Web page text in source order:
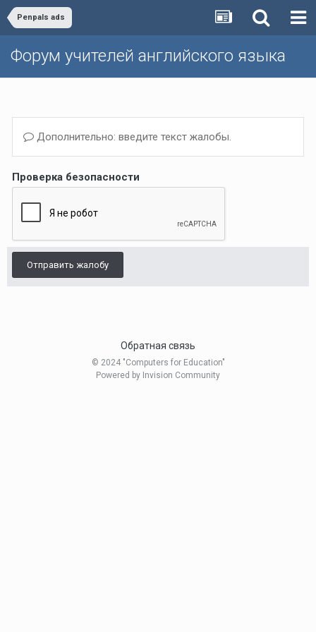
Penpals ads
Форум учителей английского языка
Дополнительно: введите текст жалобы.
Проверка безопасности
Отправить жалобу
Обратная связь
© 2024 "Computers for Education"
Powered by Invision Community